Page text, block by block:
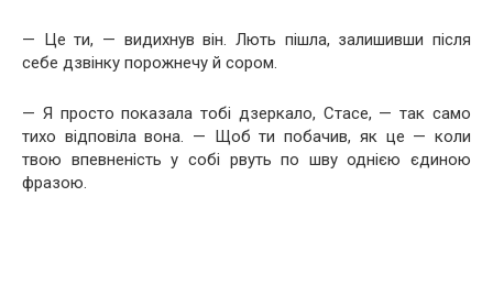
— Це ти, — видихнув він. Лють пішла, залишивши після
себе дзвінку порожнечу й сором.
— Я просто показала тобі дзеркало, Стасе, — так само
тихо відповіла вона. — Щоб ти побачив, як це — коли
твою впевненість у собі рвуть по шву однією єдиною
фразою.